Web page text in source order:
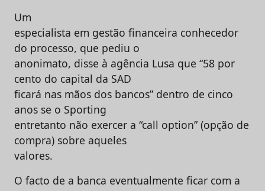
Um
especialista em gestão financeira conhecedor
do processo, que pediu o
anonimato, disse à agência Lusa que “58 por
cento do capital da SAD
ficará nas mãos dos bancos” dentro de cinco
anos se o Sporting
entretanto não exercer a “call option” (opção de
compra) sobre aqueles
valores.
O facto de a banca eventualmente ficar com a